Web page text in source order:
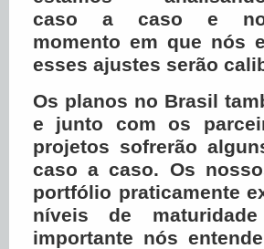
caso a caso e
momento em que nós
esses ajustes serão
Os planos no Brasil
e junto com os
projetos sofrerão
caso a caso. Os
portfólio praticamente
níveis de
importante nós